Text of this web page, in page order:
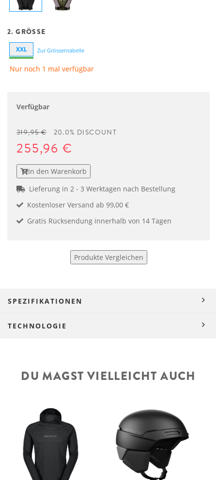
2. GRÖSSE
XXL Zur Grössentabelle
Nur noch 1 mal verfügbar
Verfügbar
319,95 € 20.0% DISCOUNT
255,96 €
In den Warenkorb
Lieferung in 2 - 3 Werktagen nach Bestellung
Kostenloser Versand ab 99,00 €
Gratis Rücksendung innerhalb von 14 Tagen
Produkte Vergleichen
SPEZIFIKATIONEN
TECHNOLOGIE
DU MAGST VIELLEICHT AUCH